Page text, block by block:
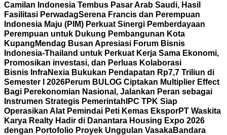
Camilan Indonesia Tembus Pasar Arab Saudi, Hasil
Fasilitasi PerwadagSerena Francis dan Perempuan
Indonesia Maju (PIM) Perkuat Sinergi Pemberdayaan
Perempuan untuk Dukung Pembangunan Kota
Kupang Mendag Busan Apresiasi Forum Bisnis
Indonesia-Thailand untuk Perkuat Kerja Sama Ekonomi,
Promosikan investasi, dan Perluas Kolaborasi
Bisnis InfraNexia Bukukan Pendapatan Rp7,7 Triliun di
Semester I 2026Perum BULOG Ciptakan Multiplier Effect
Bagi Perekonomian Nasional, Jalankan Peran sebagai
Instrumen Strategis Pemerintah IPC TPK Siap
Operasikan Alat Pemindai Peti Kemas EksporPT Waskita
Karya Realty Hadir di Danantara Housing Expo 2026
dengan Portofolio Proyek Unggulan VasakaBandara